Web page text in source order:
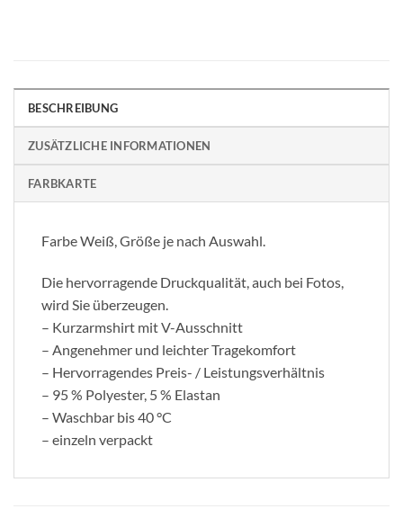
BESCHREIBUNG
ZUSÄTZLICHE INFORMATIONEN
FARBKARTE
Farbe Weiß, Größe je nach Auswahl.
Die hervorragende Druckqualität, auch bei Fotos,
wird Sie überzeugen.
– Kurzarmshirt mit V-Ausschnitt
– Angenehmer und leichter Tragekomfort
– Hervorragendes Preis- / Leistungsverhältnis
– 95 % Polyester, 5 % Elastan
– Waschbar bis 40 °C
– einzeln verpackt